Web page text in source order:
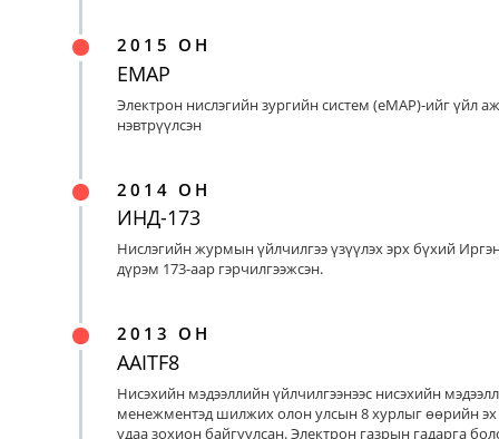
2015 ОН
EMAP
Электрон нислэгийн зургийн систем (eMAP)-ийг үйл
нэвтрүүлсэн
2014 ОН
ИНД-173
Нислэгийн журмын үйлчилгээ үзүүлэх эрх бүхий
дүрэм 173-аар гэрчилгээжсэн.
2013 ОН
AAITF8
Нисэхийн мэдээллийн үйлчилгээнээс нисэхийн
менежментэд шилжих олон улсын 8 хурлыг өөрийн
удаа зохион байгуулсан. Электрон газрын гадарга